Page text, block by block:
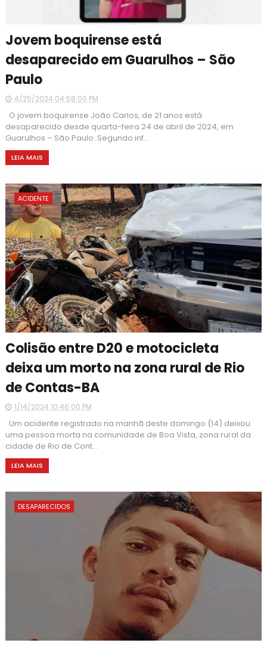
Jovem boquirense está
desaparecido em Guarulhos – São
Paulo
4/25/2024 04:58:00 PM
O jovem boquirense João Carlos, de 21 anos está
desaparecido desde quarta-feira 24 de abril de 2024, em
Guarulhos – São Paulo. Segundo inf...
LEIA MAIS
ACIDENTE
Colisão entre D20 e motocicleta
deixa um morto na zona rural de Rio
de Contas-BA
1/14/2024 10:46:00 PM
Um acidente registrado na manhã deste domingo (14) deixou
uma pessoa morta na comunidade de Boa Vista, zona rural da
cidade de Rio de Cont...
LEIA MAIS
DESAPARECIDOS